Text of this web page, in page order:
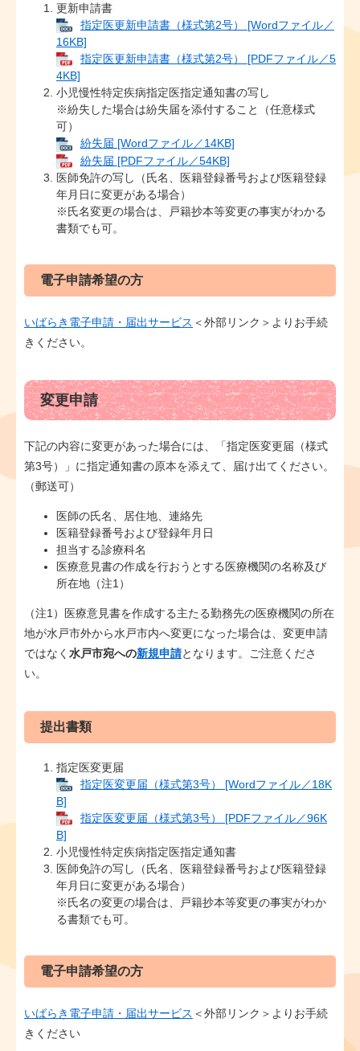
更新申請書
指定医更新申請書（様式第2号） [Wordファイル／
16KB]
指定医更新申請書（様式第2号） [PDFファイル／5
4KB]
小児慢性特定疾病指定医指定通知書の写し
※紛失した場合は紛失届を添付すること（任意様式
可）
紛失届 [Wordファイル／14KB]
紛失届 [PDFファイル／54KB]
医師免許の写し（氏名、医籍登録番号および医籍登録
年月日に変更がある場合）
※氏名変更の場合は、戸籍抄本等変更の事実がわかる
書類でも可。
電子申請希望の方
いばらき電子申請・届出サービス ＜外部リンク＞ よりお手続
きください。
変更申請
下記の内容に変更があった場合には、「指定医変更届（様式
第3号）」に指定通知書の原本を添えて、届け出てください。
（郵送可）
医師の氏名、居住地、連絡先
医籍登録番号および登録年月日
担当する診療科名
医療意見書の作成を行おうとする医療機関の名称及び
所在地（注1）
（注1）医療意見書を作成する主たる勤務先の医療機関の所在
地が水戸市外から水戸市内へ変更になった場合は、変更申請
ではなく 水戸市宛への新規申請となります。ご注意くださ
い。
提出書類
指定医変更届
指定医変更届（様式第3号） [Wordファイル／18K
B]
指定医変更届（様式第3号） [PDFファイル／96K
B]
小児慢性特定疾病指定医指定通知書
医師免許の写し（氏名、医籍登録番号および医籍登録
年月日に変更がある場合）
​※氏名の変更の場合は、戸籍抄本等変更の事実がわか
る書類でも可。
電子申請希望の方
いばらき電子申請・届出サービス ＜外部リンク＞ よりお手続
きください